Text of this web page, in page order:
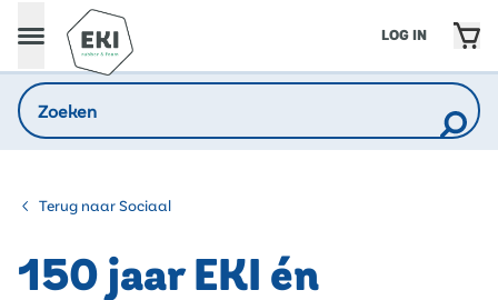
LOG IN
Terug naar Sociaal
150 jaar EKI én